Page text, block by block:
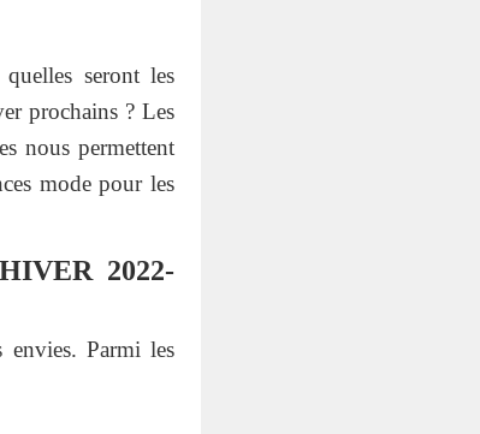
seront les
prochains ? Les
nous permettent
mode pour les
2022-
envies. Parmi les